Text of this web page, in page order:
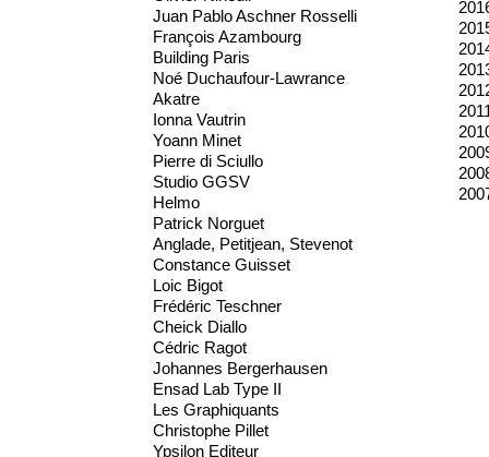
Juan Pablo Aschner Rosselli
François Azambourg
Building Paris
Noé Duchaufour-Lawrance
Akatre
Ionna Vautrin
Yoann Minet
Pierre di Sciullo
Studio GGSV
Helmo
Patrick Norguet
Anglade, Petitjean, Stevenot
Constance Guisset
Loic Bigot
Frédéric Teschner
Cheick Diallo
Cédric Ragot
Johannes Bergerhausen
Ensad Lab Type II
Les Graphiquants
Christophe Pillet
Ypsilon Editeur